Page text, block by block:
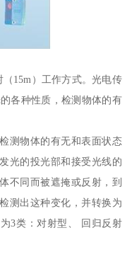
15m）工作方式。光电传
各种性质，检测物体的有
测物体的有无和表面状态
光的投光部和接受光线的
不同而被遮掩或反射，到
测出这种变化，并转换为
3类：对射型、 回归反射